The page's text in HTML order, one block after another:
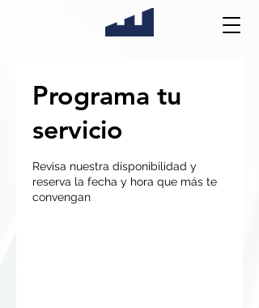
Programa tu
servicio
Revisa nuestra disponibilidad y
reserva la fecha y hora que más te
convengan